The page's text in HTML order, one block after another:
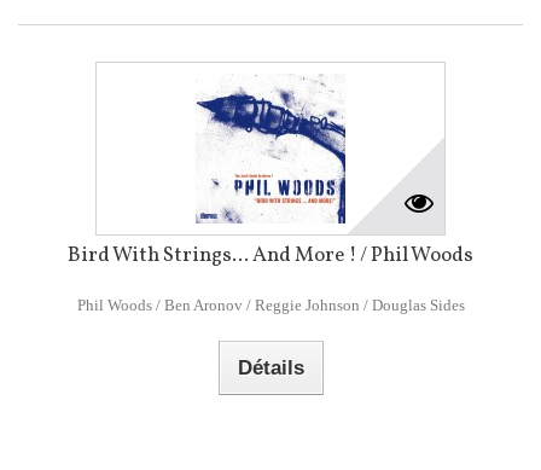
Bird With Strings... And More ! / Phil Woods
Phil Woods / Ben Aronov / Reggie Johnson / Douglas Sides
Détails